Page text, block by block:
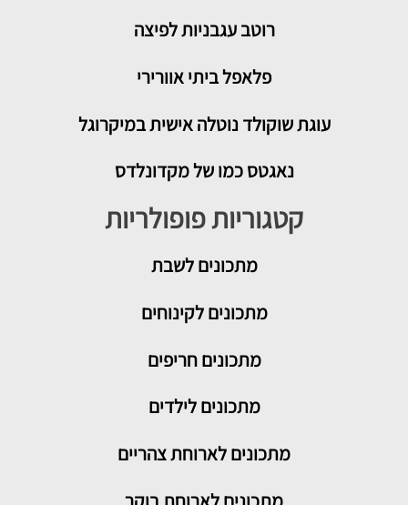
רוטב עגבניות לפיצה
פלאפל ביתי אוורירי
עוגת שוקולד נוטלה אישית במיקרוגל
נאגטס כמו של מקדונלדס
קטגוריות פופולריות
מתכוניםלשבת
מתכונים לקינוחים
מתכונים חריפים
מתכונים לילדים
מתכונים לארוחת צהריים